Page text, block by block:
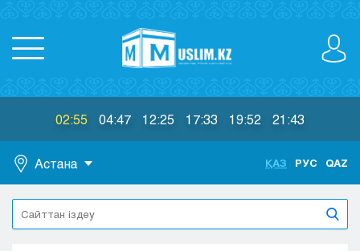
02:55 04:47 12:25 17:33 19:52 21:43
Астана
Астана
Алматы
ҚАЗ РУС QAZ